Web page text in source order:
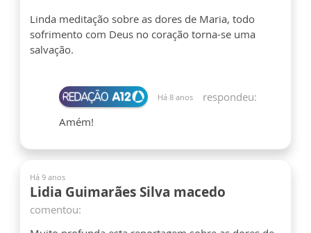
Linda meditação sobre as dores de Maria, todo
sofrimento com Deus no coração torna-se uma
salvação.
Há 8 anos
respondeu:
Amém!
Há 9 anos
Lidia Guimarães Silva macedo
comentou: